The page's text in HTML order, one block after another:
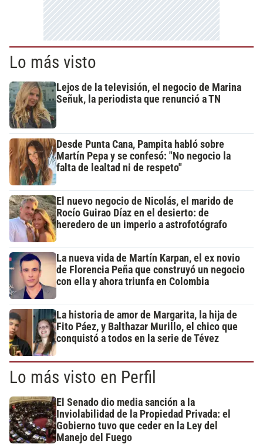
Lo más visto
Lejos de la televisión, el negocio de Marina
Señuk, la periodista que renunció a TN
Desde Punta Cana, Pampita habló sobre
Martín Pepa y se confesó: "No negocio la
falta de lealtad ni de respeto"
El nuevo negocio de Nicolás, el marido de
Rocío Guirao Díaz en el desierto: de
heredero de un imperio a astrofotógrafo
La nueva vida de Martín Karpan, el ex novio
de Florencia Peña que construyó un negocio
con ella y ahora triunfa en Colombia
La historia de amor de Margarita, la hija de
Fito Páez, y Balthazar Murillo, el chico que
conquistó a todos en la serie de Tévez
Lo más visto en Perfil
El Senado dio media sanción a la
Inviolabilidad de la Propiedad Privada: el
Gobierno tuvo que ceder en la Ley del
Manejo del Fuego